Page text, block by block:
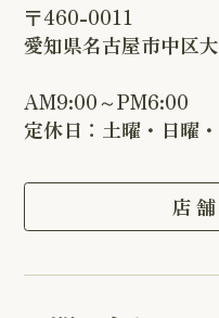
〒460-0011
愛知県名古屋市中区
AM9:00～PM6:00
定休日：土曜・日曜
店